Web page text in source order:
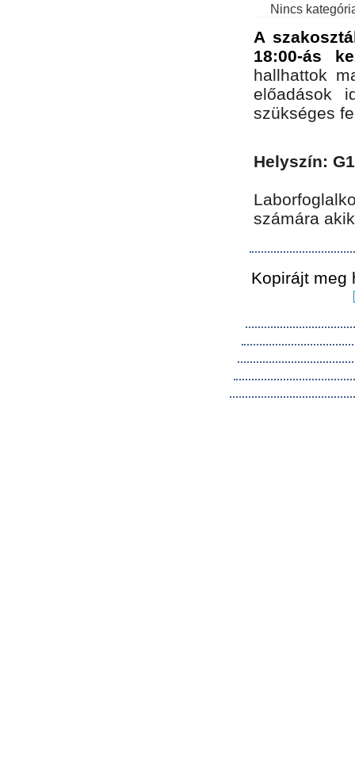
Nincs
A
18:00-ás
hallhattok
előadások
szükséges
Helyszín:
számára
Kopirájt meg